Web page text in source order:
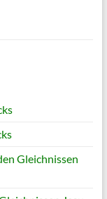
Gleichnissen